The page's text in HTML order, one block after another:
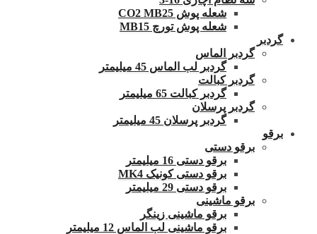
شعله پوش CO2 MB25
شعله پوش تورچ MB15
گردبر
گردبر الماس
گردبر لب الماس 45 میلیمتر
گردبر کبالت
گردبر کبالت 65 میلیمتر
گردبر پرسلان
گردبر پرسلان 45 میلیمتر
برقو
برقو دستی
برقو دستی 16 میلیمتر
برقو دستی کونیک MK4
برقو دستی 29 میلیمتر
برقو ماشینی
برقو ماشینی زینگر
برقو ماشینی لب الماس 12 میلیمتر